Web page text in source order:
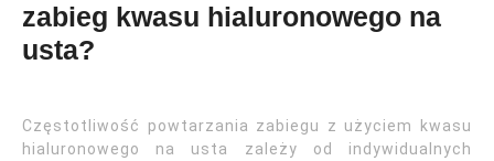
zabieg kwasu hialuronowego na
usta?
Częstotliwość powtarzania zabiegu z użyciem kwasu
hialuronowego na usta zależy od indywidualnych